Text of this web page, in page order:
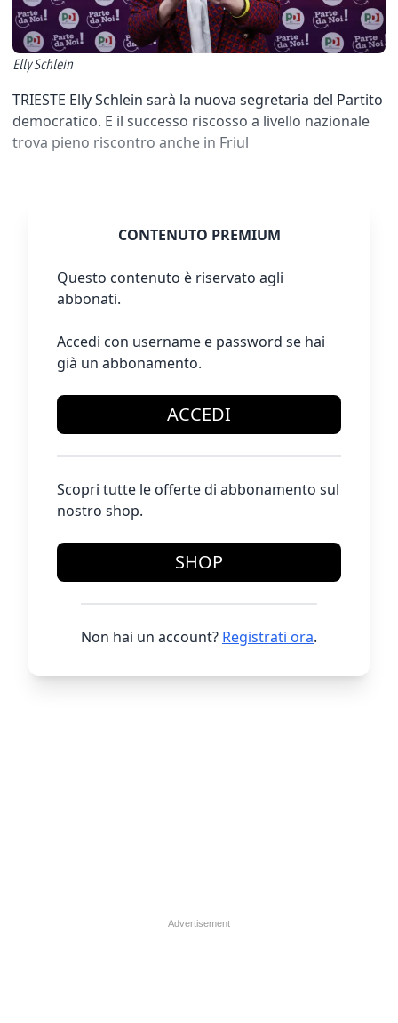
Elly Schlein
TRIESTE Elly Schlein sarà la nuova segretaria del Partito
democratico. E il successo riscosso a livello nazionale
trova pieno riscontro anche in Friul
CONTENUTO PREMIUM
Questo contenuto è riservato agli
abbonati.
Accedi con username e password se hai
già un abbonamento.
ACCEDI
Scopri tutte le offerte di abbonamento sul
nostro shop.
SHOP
Non hai un account? Registrati ora.